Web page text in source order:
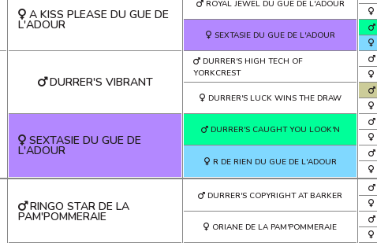
A KISS PLEASE DU GUE DE
L'ADOUR
DURRER'S VIBRANT
SEXTASIE DU GUE DE
L'ADOUR
ROYAL JEWEL DU GUE DE L'ADOUR
SEXTASIE DU GUE DE L'ADOUR
DURRER'S HIGH TECH OF
YORKCREST
DURRER'S LUCK WINS THE DRAW
DURRER'S CAUGHT YOU LOOK'N
R DE RIEN DU GUE DE L'ADOUR
RINGO STAR DE LA
PAM'POMMERAIE
DURRER'S COPYRIGHT AT BARKER
ORIANE DE LA PAM'POMMERAIE